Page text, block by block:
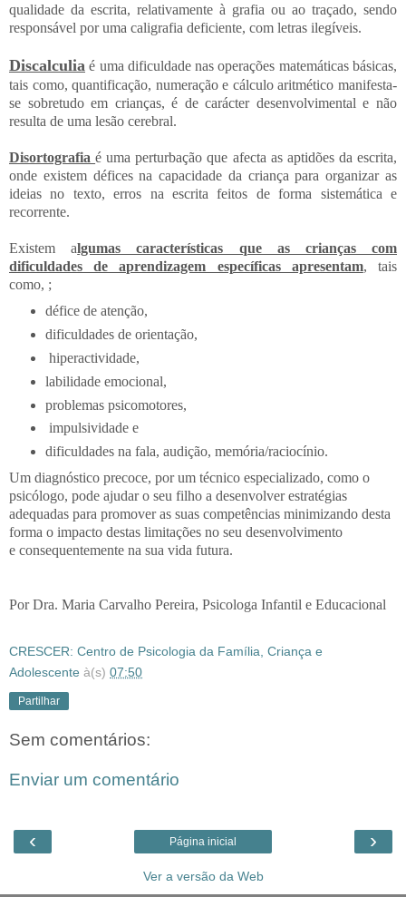
qualidade da escrita, relativamente à grafia ou ao traçado, sendo
responsável por uma caligrafia deficiente, com letras ilegíveis.
Discalculia é uma dificuldade nas operações matemáticas básicas,
tais como, quantificação, numeração e cálculo aritmético manifesta-
se sobretudo em crianças, é de carácter desenvolvimental e não
resulta de uma lesão cerebral.
Disortografiaé uma perturbação que afecta as aptidões da escrita,
onde existem défices na capacidade da criança para organizar as
ideias no texto, erros na escrita feitos de forma sistemática e
recorrente.
Existem algumas características que as crianças com
dificuldades de aprendizagem específicas apresentam, tais
como, ;
défice de atenção,
dificuldades de orientação,
hiperactividade,
labilidade emocional,
problemas psicomotores,
impulsividade e
dificuldades na fala, audição, memória/raciocínio.
Um diagnóstico precoce, por um técnico especializado, como o
psicólogo, pode ajudar o seu filho a desenvolver estratégias
adequadas para promover as suas competências minimizando desta
forma o impacto destas limitações no seu desenvolvimento
e consequentemente na sua vida futura.
Por Dra. Maria Carvalho Pereira, Psicologa Infantil e Educacional
CRESCER: Centro de Psicologia da Família, Criança e
Adolescente à(s) 07:50
Partilhar
Sem comentários:
Enviar um comentário
‹ ›
Página inicial
Ver a versão da Web